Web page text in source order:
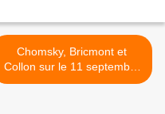
Chomsky, Bricmont et
Collon sur le 11 septembre
et le "complot" >